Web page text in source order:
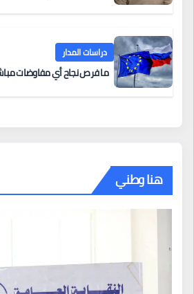
دراسات المدار
ما فرص نجاح أي مفاوضات
هنا وطني